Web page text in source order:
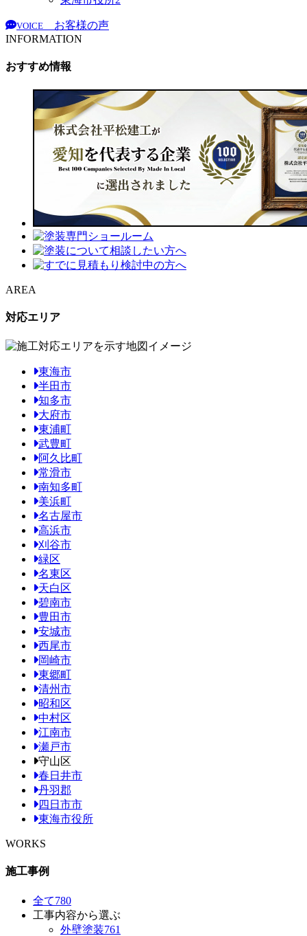
VOICE
お客様の声
INFORMATION
おすすめ情報
AREA
対応エリア
東海市
半田市
知多市
大府市
東浦町
武豊町
阿久比町
常滑市
南知多町
美浜町
名古屋市
高浜市
刈谷市
緑区
名東区
天白区
碧南市
豊田市
安城市
西尾市
岡崎市
東郷町
清州市
昭和区
中村区
江南市
瀬戸市
守山区
春日井市
丹羽郡
四日市市
東海市役所
WORKS
施工事例
全て780
工事内容から選ぶ
外壁塗装761